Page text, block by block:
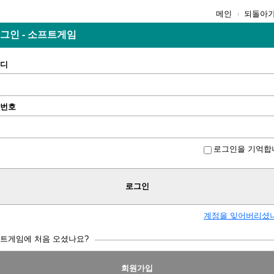
메인 되돌아
인 - 소프트게임
호
로그인을 기억합
로그인
계정을 잊어버리셨
게임에 처음 오셨나요?
회원가입